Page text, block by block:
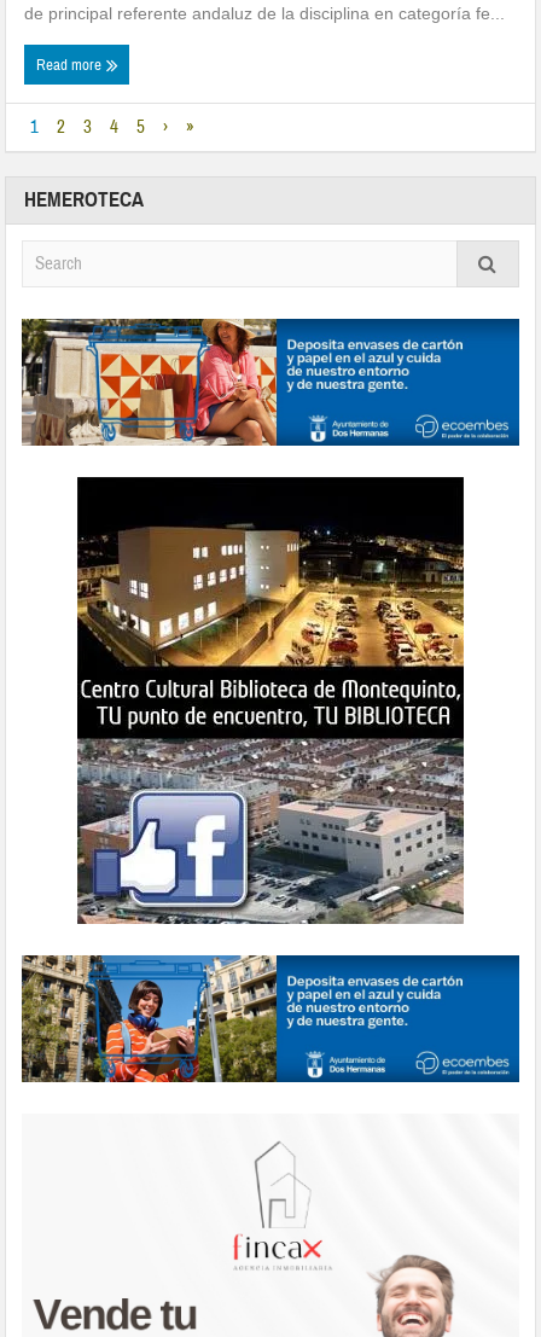
de principal referente andaluz de la disciplina en categoría fe...
Read more
1 2 3 4 5 › »
HEMEROTECA